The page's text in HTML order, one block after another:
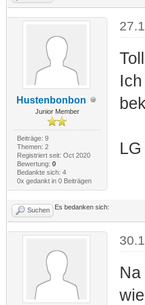
Hustenbonbon
Junior Member
Beiträge: 9
Themen: 2
Registriert seit: Oct 2020
Bewertung: 0
Bedankte sich: 4
0x gedankt in 0 Beiträgen
LG
Suchen Es bedanken sich: